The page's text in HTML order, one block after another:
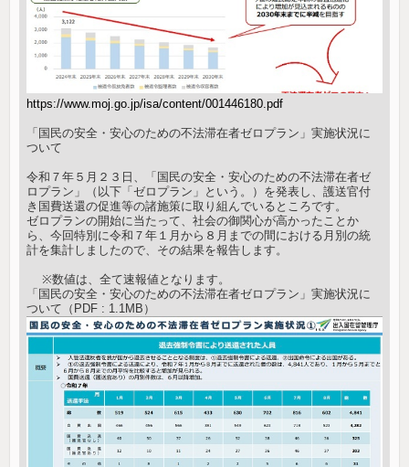
https://www.moj.go.jp/isa/content/001446180.pdf
「国民の安全・安心のための不法滞在者ゼロプラン」実施状況に
ついて
令和７年５月２３日、「国民の安全・安心のための不法滞在者ゼ
ロプラン」（以下「ゼロプラン」という。）を発表し、護送官付
き国費送還の促進等の諸施策に取り組んでいるところです。
ゼロプランの開始に当たって、社会の御関心が高かったことか
ら、今回特別に令和７年１月から８月までの間における月別の統
計を集計しましたので、その結果を報告します。
※数値は、全て速報値となります。
「国民の安全・安心のための不法滞在者ゼロプラン」実施状況に
ついて（PDF : 1.1MB）